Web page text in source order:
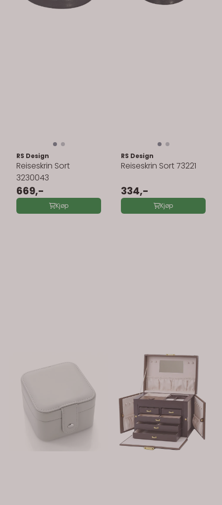
RS Design
Reiseskrin Sort
3230043
669,-
Kjøp
RS Design
Reiseskrin Sort 73221
334,-
Kjøp